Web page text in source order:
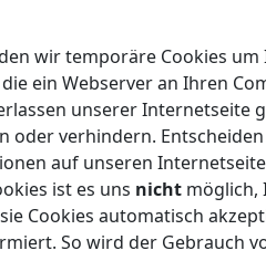
wir temporäre Cookies
ein Webserver an Ihren
unserer Internetseite
oder verhindern.
auf unseren
ist es uns nicht möglich,
Cookies automatisch
So wird der Gebrauch